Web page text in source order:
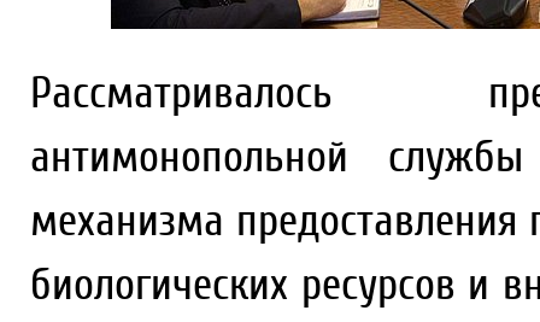
Рассматривалось
антимонопольной
механизма
биологических ресурсов и